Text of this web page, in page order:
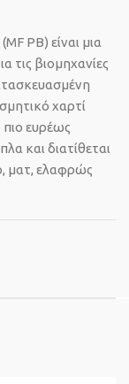
PB) είναι μια
τις βιομηχανίες
χαρτί
πιο ευρέως
και διατίθεται
ματ, ελαφρώς